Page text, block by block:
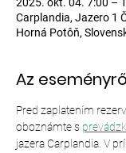
Carplandia, Jazero 1
Horná Potôň,
Az
Pred zaplatením
oboznámte s
jazera Carplandia. V